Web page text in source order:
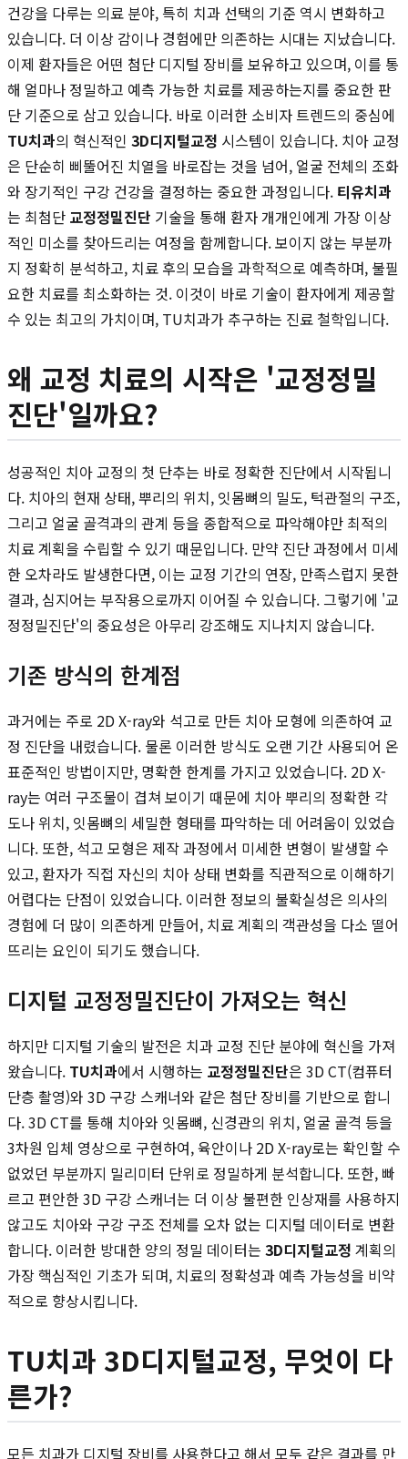
건강을 다루는 의료 분야, 특히 치과 선택의 기준 역시 변화하고
있습니다. 더 이상 감이나 경험에만 의존하는 시대는 지났습니다.
이제 환자들은 어떤 첨단 디지털 장비를 보유하고 있으며, 이를 통
해 얼마나 정밀하고 예측 가능한 치료를 제공하는지를 중요한 판
단 기준으로 삼고 있습니다. 바로 이러한 소비자 트렌드의 중심에
TU치과의 혁신적인 3D디지털교정 시스템이 있습니다. 치아 교정
은 단순히 삐뚤어진 치열을 바로잡는 것을 넘어, 얼굴 전체의 조화
와 장기적인 구강 건강을 결정하는 중요한 과정입니다. 티유치과
는 최첨단 교정정밀진단 기술을 통해 환자 개개인에게 가장 이상
적인 미소를 찾아드리는 여정을 함께합니다. 보이지 않는 부분까
지 정확히 분석하고, 치료 후의 모습을 과학적으로 예측하며, 불필
요한 치료를 최소화하는 것. 이것이 바로 기술이 환자에게 제공할
수 있는 최고의 가치이며, TU치과가 추구하는 진료 철학입니다.
왜 교정 치료의 시작은 '교정정밀
진단'일까요?
성공적인 치아 교정의 첫 단추는 바로 정확한 진단에서 시작됩니
다. 치아의 현재 상태, 뿌리의 위치, 잇몸뼈의 밀도, 턱관절의 구조,
그리고 얼굴 골격과의 관계 등을 종합적으로 파악해야만 최적의
치료 계획을 수립할 수 있기 때문입니다. 만약 진단 과정에서 미세
한 오차라도 발생한다면, 이는 교정 기간의 연장, 만족스럽지 못한
결과, 심지어는 부작용으로까지 이어질 수 있습니다. 그렇기에 '교
정정밀진단'의 중요성은 아무리 강조해도 지나치지 않습니다.
기존 방식의 한계점
과거에는 주로 2D X-ray와 석고로 만든 치아 모형에 의존하여 교
정 진단을 내렸습니다. 물론 이러한 방식도 오랜 기간 사용되어 온
표준적인 방법이지만, 명확한 한계를 가지고 있었습니다. 2D X-
ray는 여러 구조물이 겹쳐 보이기 때문에 치아 뿌리의 정확한 각
도나 위치, 잇몸뼈의 세밀한 형태를 파악하는 데 어려움이 있었습
니다. 또한, 석고 모형은 제작 과정에서 미세한 변형이 발생할 수
있고, 환자가 직접 자신의 치아 상태 변화를 직관적으로 이해하기
어렵다는 단점이 있었습니다. 이러한 정보의 불확실성은 의사의
경험에 더 많이 의존하게 만들어, 치료 계획의 객관성을 다소 떨어
뜨리는 요인이 되기도 했습니다.
디지털 교정정밀진단이 가져오는 혁신
하지만 디지털 기술의 발전은 치과 교정 진단 분야에 혁신을 가져
왔습니다. TU치과에서 시행하는 교정정밀진단은 3D CT(컴퓨터
단층 촬영)와 3D 구강 스캐너와 같은 첨단 장비를 기반으로 합니
다. 3D CT를 통해 치아와 잇몸뼈, 신경관의 위치, 얼굴 골격 등을
3차원 입체 영상으로 구현하여, 육안이나 2D X-ray로는 확인할 수
없었던 부분까지 밀리미터 단위로 정밀하게 분석합니다. 또한, 빠
르고 편안한 3D 구강 스캐너는 더 이상 불편한 인상재를 사용하지
않고도 치아와 구강 구조 전체를 오차 없는 디지털 데이터로 변환
합니다. 이러한 방대한 양의 정밀 데이터는 3D디지털교정 계획의
가장 핵심적인 기초가 되며, 치료의 정확성과 예측 가능성을 비약
적으로 향상시킵니다.
TU치과 3D디지털교정, 무엇이 다
른가?
모든 치과가 디지털 장비를 사용한다고 해서 모두 같은 결과를 만